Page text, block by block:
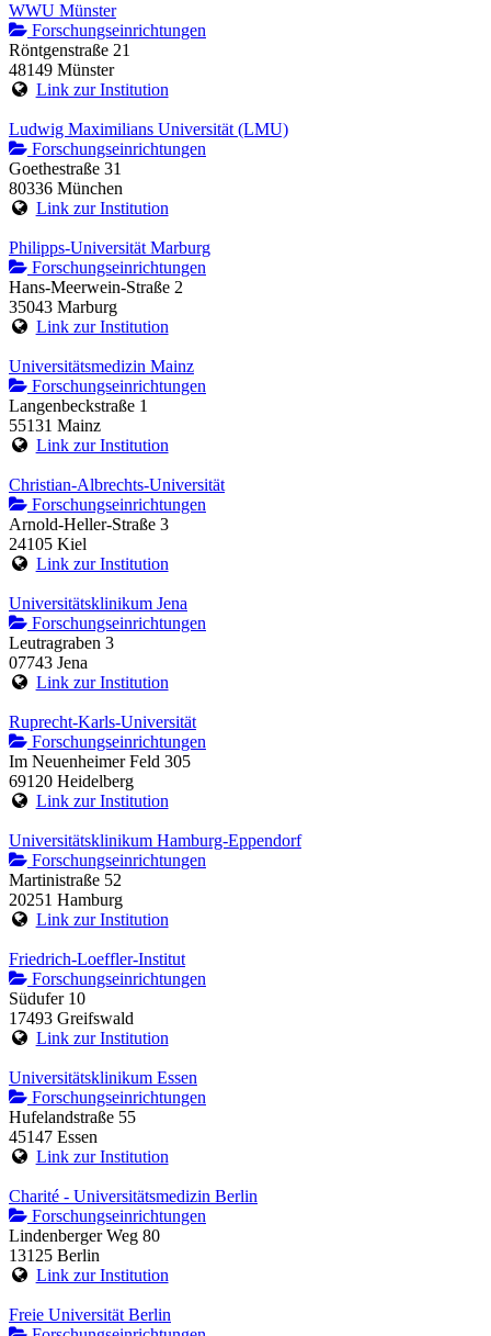
WWU Münster
Forschungseinrichtungen
Röntgenstraße 21
48149 Münster
Link zur Institution
Ludwig Maximilians Universität (LMU)
Forschungseinrichtungen
Goethestraße 31
80336 München
Link zur Institution
Philipps-Universität Marburg
Forschungseinrichtungen
Hans-Meerwein-Straße 2
35043 Marburg
Link zur Institution
Universitätsmedizin Mainz
Forschungseinrichtungen
Langenbeckstraße 1
55131 Mainz
Link zur Institution
Christian-Albrechts-Universität
Forschungseinrichtungen
Arnold-Heller-Straße 3
24105 Kiel
Link zur Institution
Universitätsklinikum Jena
Forschungseinrichtungen
Leutragraben 3
07743 Jena
Link zur Institution
Ruprecht-Karls-Universität
Forschungseinrichtungen
Im Neuenheimer Feld 305
69120 Heidelberg
Link zur Institution
Universitätsklinikum Hamburg-Eppendorf
Forschungseinrichtungen
Martinistraße 52
20251 Hamburg
Link zur Institution
Friedrich-Loeffler-Institut
Forschungseinrichtungen
Südufer 10
17493 Greifswald
Link zur Institution
Universitätsklinikum Essen
Forschungseinrichtungen
Hufelandstraße 55
45147 Essen
Link zur Institution
Charité - Universitätsmedizin Berlin
Forschungseinrichtungen
Lindenberger Weg 80
13125 Berlin
Link zur Institution
Freie Universität Berlin